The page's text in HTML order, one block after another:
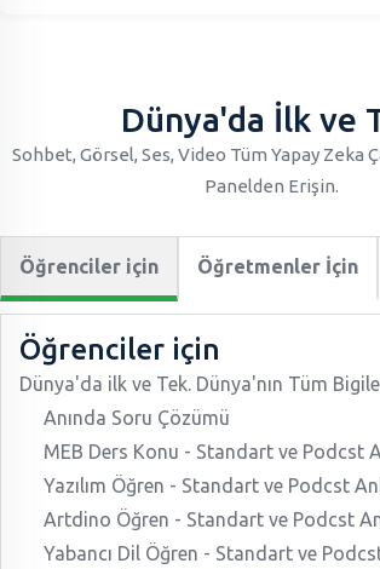
Dünya'da İlk ve
Sohbet, Görsel, Ses, Video Tüm Yapay Zeka
Panelden Erişin.
Öğrenciler için Öğretmenler İçin
Öğrenciler için
Dünya'da ilk ve Tek. Dünya'nın Tüm
Anında Soru Çözümü
MEB Ders Konu - Standart ve Podcst
Yazılım Öğren - Standart ve Podcst
Artdino Öğren - Standart ve Podcst
Yabancı Dil Öğren - Standart ve